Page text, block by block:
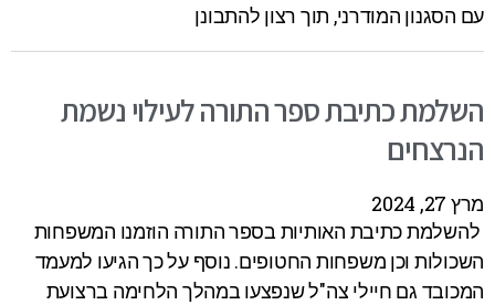
עם הסגנון המודרני, תוך רצון להתבונן
השלמת כתיבת ספר התורה לעילוי נשמת
הנרצחים
מרץ 27, 2024
להשלמת כתיבת האותיות בספר התורה הוזמנו המשפחות
השכולות וכן משפחות החטופים. נוסף על כך הגיעו למעמד
המכובד גם חיילי צה"ל שנפצעו במהלך הלחימה ברצועת